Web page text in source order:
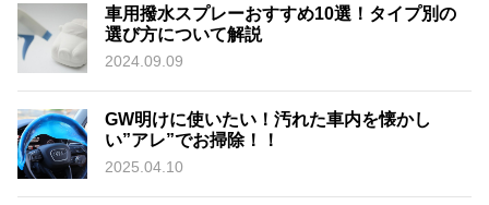
車用撥水スプレーおすすめ10選！タイプ別の
選び方について解説
2024.09.09
GW明けに使いたい！汚れた車内を懐かし
い”アレ”でお掃除！！
2025.04.10